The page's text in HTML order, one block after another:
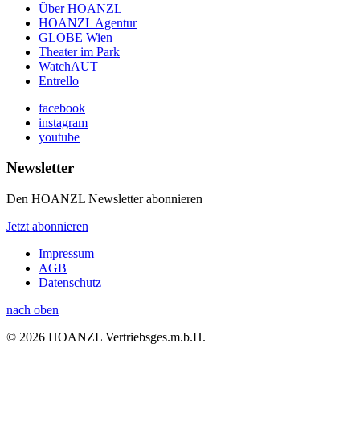
Über HOANZL
HOANZL Agentur
GLOBE Wien
Theater im Park
WatchAUT
Entrello
facebook
instagram
youtube
Newsletter
Den HOANZL Newsletter abonnieren
Jetzt abonnieren
Impressum
AGB
Datenschutz
nach oben
© 2026 HOANZL Vertriebsges.m.b.H.